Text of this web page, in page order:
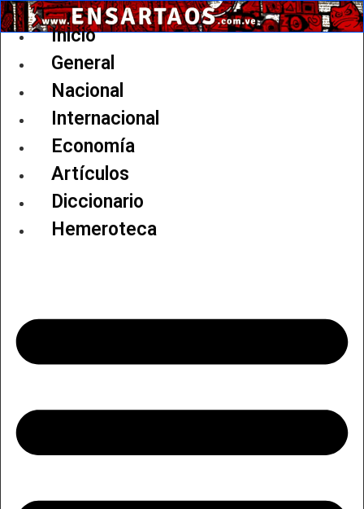
Ir
al
Inicio
General
Nacional
Internacional
Economía
Artículos
Diccionario
Hemeroteca